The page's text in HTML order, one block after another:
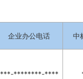
企业办公电话 中
***-********-****